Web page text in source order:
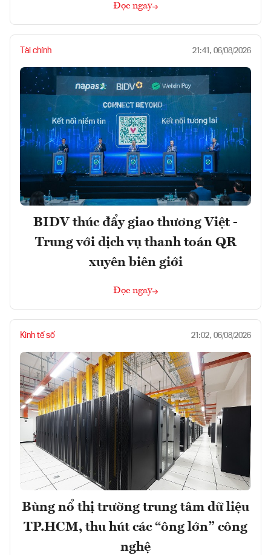
Đọc ngay
Tài chính 21:41, 06/08/2026
BIDV thúc đẩy giao thương Việt -
Trung với dịch vụ thanh toán QR
xuyên biên giới
Đọc ngay
Kinh tế số 21:02, 06/08/2026
Bùng nổ thị trường trung tâm dữ liệu
TP.HCM, thu hút các “ông lớn” công
nghệ